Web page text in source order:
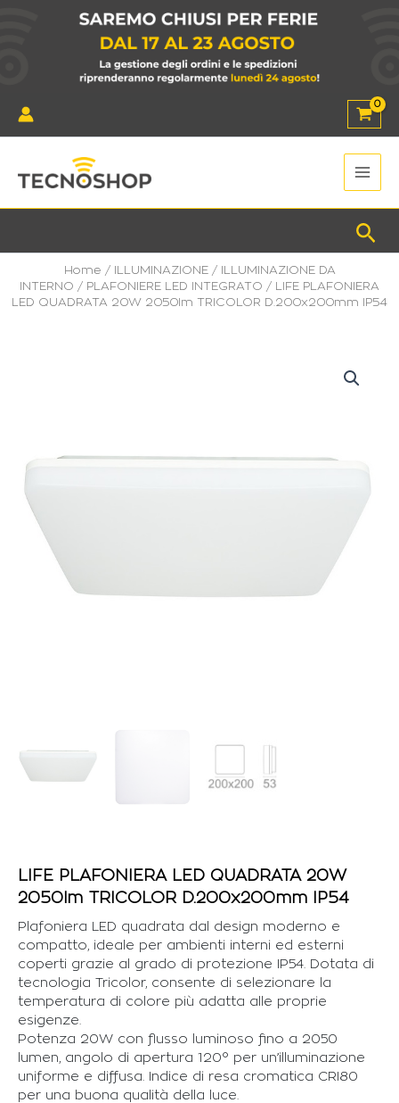
Main
Home / ILLUMINAZIONE/ ILLUMINAZIONE DA
INTERNO / PLAFONIERE LED INTEGRATO / LIFE PLAFONIERA
LED QUADRATA 20W 2050lm TRICOLOR D.200x200mm IP54
LIFE PLAFONIERA LED QUADRATA 20W
2050lm TRICOLOR D.200x200mm IP54
Plafoniera LED quadrata dal design moderno e
compatto, ideale per ambienti interni ed esterni
coperti grazie al grado di protezione IP54. Dotata di
tecnologia Tricolor, consente di selezionare la
temperatura di colore più adatta alle proprie
esigenze.
Potenza 20W con flusso luminoso fino a 2050
lumen, angolo di apertura 120° per un’illuminazione
uniforme e diffusa. Indice di resa cromatica CRI80
per una buona qualità della luce.